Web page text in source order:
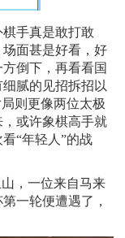
手真是敢打敢
面甚是好看，好
倒下，再看看国
腻的见招拆招以
则更像两位太极
或许象棋高手就
“年轻人”的战
，一位来自马来
一轮便遭遇了，